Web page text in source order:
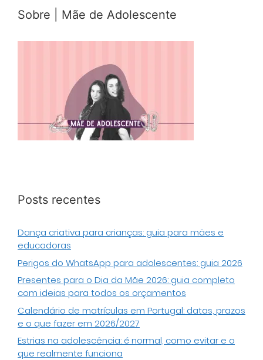
Sobre | Mãe de Adolescente
Posts recentes
Dança criativa para crianças: guia para mães e
educadoras
Perigos do WhatsApp para adolescentes: guia 2026
Presentes para o Dia da Mãe 2026: guia completo
com ideias para todos os orçamentos
Calendário de matrículas em Portugal: datas, prazos
e o que fazer em 2026/2027
Estrias na adolescência: é normal, como evitar e o
que realmente funciona